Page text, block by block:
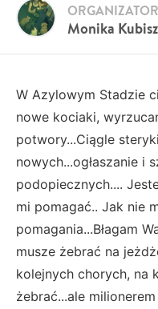
Monika
W Azylowym Stadzie
nowe kociaki,
potwory...Ciągle
nowych...ogłaszanie i
podopiecznych....
mi pomagać.. Jak nie
pomagania...Błagam
musze żebrać na
kolejnych chorych, na
żebrać...ale